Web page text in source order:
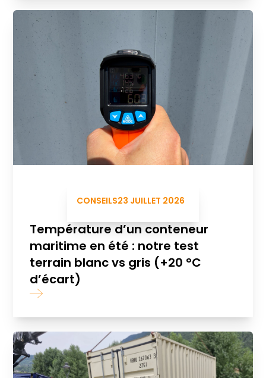
CONSEILS23 JUILLET 2026
Température d’un conteneur
maritime en été : notre test
terrain blanc vs gris (+20 °C
d’écart)